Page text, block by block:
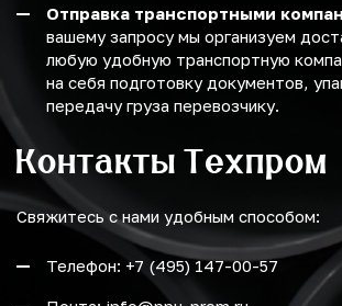
Отправка транспортными
вашему запросу мы организуем
любую удобную транспортную
на себя подготовку документов,
передачу груза перевозчику.
Контакты Техпром
Свяжитесь с нами удобным способом:
Телефон: +7 (495) 147-00-57